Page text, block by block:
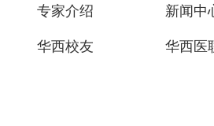
专家介绍 新闻中
华西校友 华西医